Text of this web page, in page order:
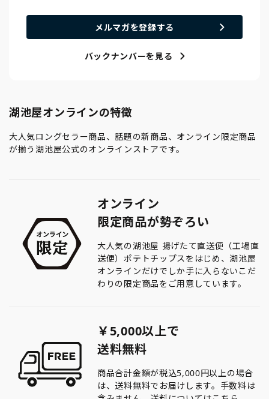
メルマガを登録する
バックナンバーを見る
湖池屋オンラインの特徴
大人気ロングセラー商品、話題の新商品、オンライン限定商品
が揃う湖池屋公式のオンラインストアです。
オンライン
限定商品が勢ぞろい
大人気の湖池屋 揚げたて直送便（工場直
送便）ポテトチップスをはじめ、湖池屋
オンラインだけでしか手に入らないこだ
わりの限定商品をご用意しています。
￥5,000以上で
送料無料
商品合計金額が税込5,000円以上の場合
は、送料無料でお届けします。手数料は